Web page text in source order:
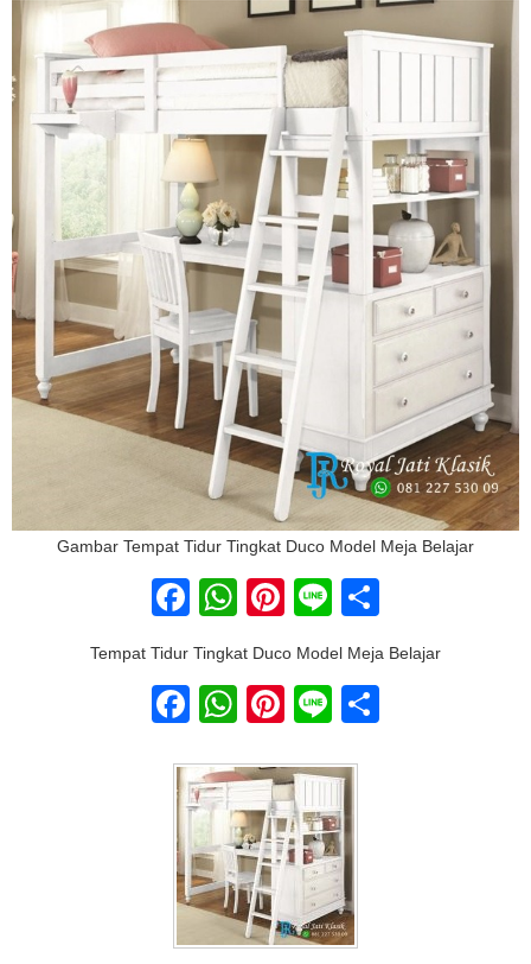
Gambar Tempat Tidur Tingkat Duco Model Meja Belajar
Facebook
WhatsApp
Pinterest
Line
Tempat Tidur Tingkat Duco Model Meja Belajar
Facebook
WhatsApp
Pinterest
Line